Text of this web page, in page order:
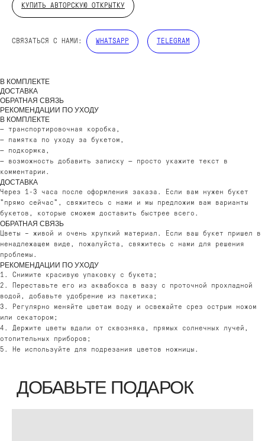
КУПИТЬ АВТОРСКУЮ ОТКРЫТКУ
СВЯЗАТЬСЯ С НАМИ: WHATSAPP TELEGRAM
В КОМПЛЕКТЕ
ДОСТАВКА
ОБРАТНАЯ СВЯЗЬ
РЕКОМЕНДАЦИИ ПО УХОДУ
В КОМПЛЕКТЕ
— транспортировочная коробка,
— памятка по уходу за букетом,
— подкормка,
— возможность добавить записку — просто укажите текст в
комментарии.
ДОСТАВКА
Через 1-3 часа после оформления заказа. Если вам нужен букет
"прямо сейчас", свяжитесь с нами и мы предложим вам варианты
букетов, которые сможем доставить быстрее всего.
ОБРАТНАЯ СВЯЗЬ
Цветы – живой и очень хрупкий материал. Если ваш букет пришел в
ненадлежащем виде, пожалуйста, свяжитесь с нами для решения
проблемы.
РЕКОМЕНДАЦИИ ПО УХОДУ
1. Снимите красивую упаковку с букета;
2. Переставьте его из аквабокса в вазу с проточной прохладной
водой, добавьте удобрение из пакетика;
3. Регулярно меняйте цветам воду и освежайте срез острым ножом
или секатором;
4. Держите цветы вдали от сквозняка, прямых солнечных лучей,
отопительных приборов;
5. Не используйте для подрезания цветов ножницы.
ДОБАВЬТЕ ПОДАРОК